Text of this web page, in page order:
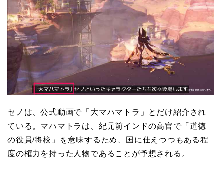
セノは、公式動画で「大マハマトラ」とだけ紹介され
ている。マハマトラは、紀元前インドの高官で「道徳
の役員/将校」を意味するため、国に仕えつつもある程
度の権力を持った人物であることが予想される。